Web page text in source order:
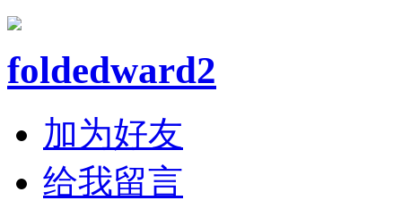
foldedward2
加为好友
给我留言